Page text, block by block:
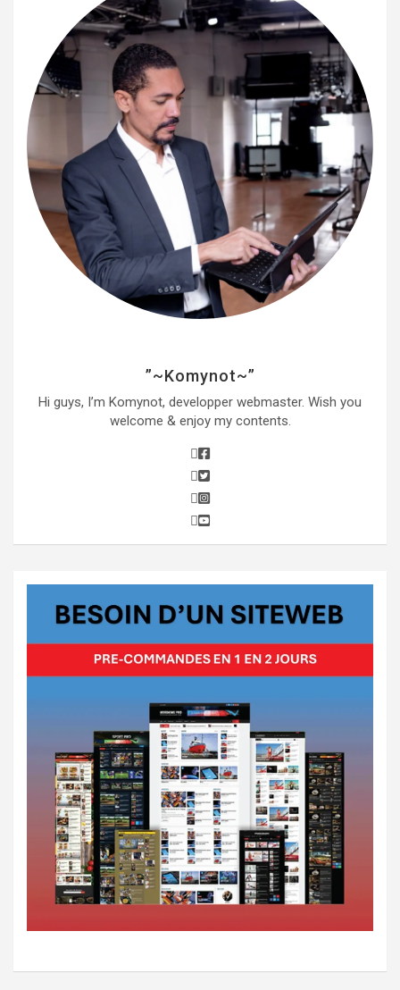
”~Komynot~”
Hi guys, I’m Komynot, developper webmaster. Wish you
welcome & enjoy my contents.